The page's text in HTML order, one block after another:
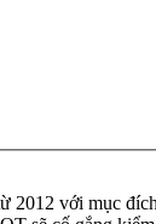
với mục